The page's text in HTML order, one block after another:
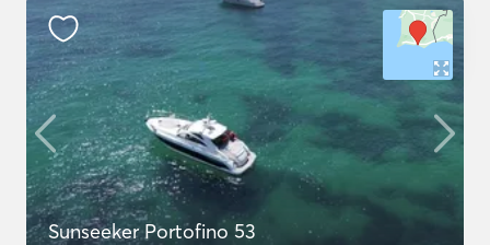
Sunseeker Portofino 53